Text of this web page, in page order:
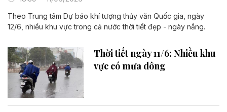
Theo Trung tâm Dự báo khí tượng thủy văn Quốc gia, ngày
12/6, nhiều khu vực trong cả nước thời tiết đẹp - ngày nắng.
Thời tiết ngày 11/6: Nhiều khu
vực có mưa dông